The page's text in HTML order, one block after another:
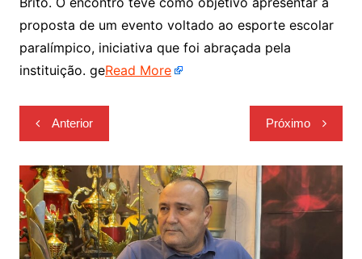
proposta de um evento voltado ao esporte escolar
paralímpico, iniciativa que foi abraçada pela
instituição. geRead More
Navegação
de
Post
Anterior Próximo